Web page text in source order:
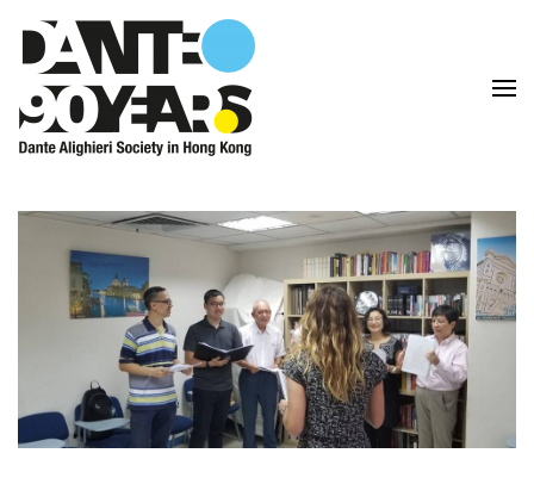
Hong Kong